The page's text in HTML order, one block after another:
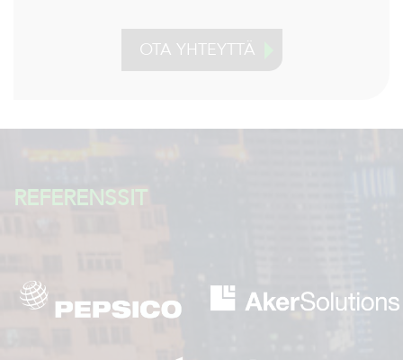
OTA YHTEYTTÄ
REFERENSSIT